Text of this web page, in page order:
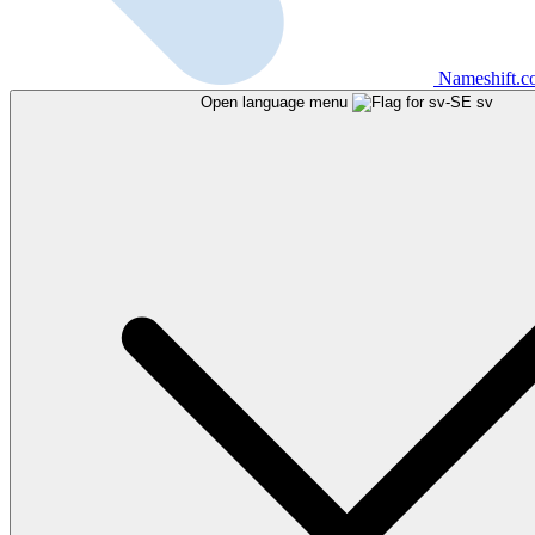
Open language menu sv